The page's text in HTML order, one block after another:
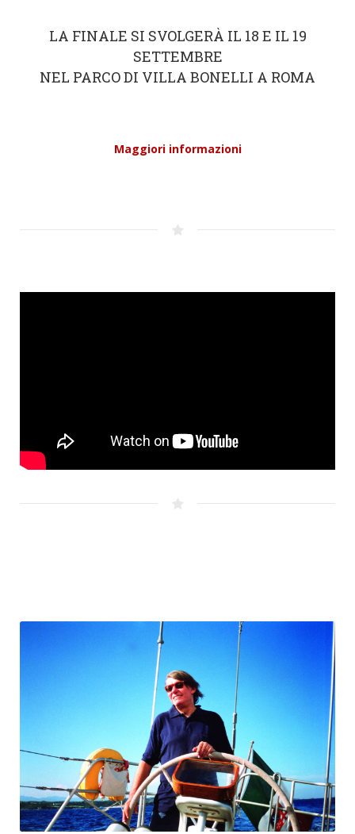
LA FINALE SI SVOLGERÀ IL 18 E IL 19
SETTEMBRE
NEL PARCO DI VILLA BONELLI A ROMA
Maggiori informazioni